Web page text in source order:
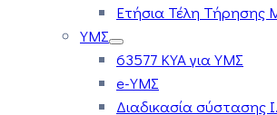
Ετήσια Τέλη Τήρησης
ΥΜΣ
63577 ΚΥΑ για ΥΜΣ
e-ΥΜΣ
Διαδικασία σύστασης